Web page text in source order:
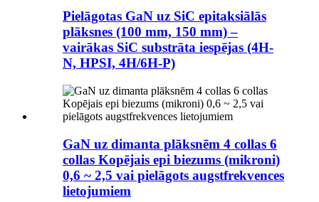
Pielāgotas GaN uz SiC epitaksiālās
plāksnes (100 mm, 150 mm) –
vairākas SiC substrāta iespējas (4H-
N, HPSI, 4H/6H-P)
GaN uz dimanta plāksnēm 4 collas 6
collas Kopējais epi biezums (mikroni)
0,6 ~ 2,5 vai pielāgots augstfrekvences
lietojumiem